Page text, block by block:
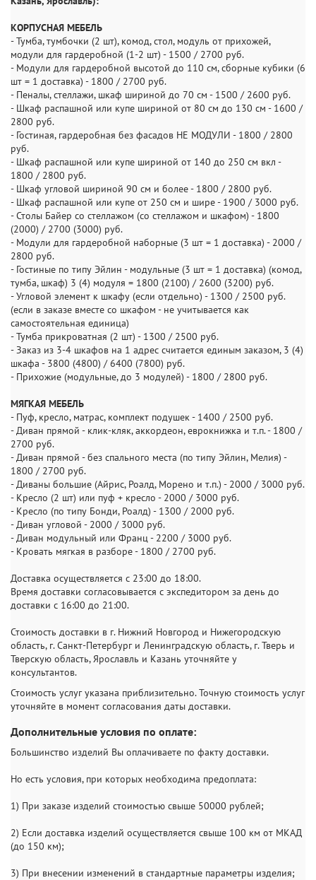
КОРПУСНАЯ МЕБЕЛЬ
- Тумба, тумбочки (2 шт), комод, стол, модуль от прихожей,
модули для гардеробной (1-2 шт) - 1500 / 2700 руб.
- Модули для гардеробной высотой до 110 см, сборные кубики (6
шт = 1 доставка) - 1800 / 2700 руб.
- Пеналы, стеллажи, шкаф шириной до 70 см - 1500 / 2600 руб.
- Шкаф распашной или купе шириной от 80 см до 130 см - 1600 /
2800 руб.
- Гостиная, гардеробная без фасадов НЕ МОДУЛИ - 1800 / 2800
руб.
- Шкаф распашной или купе шириной от 140 до 250 см вкл -
1800 / 2800 руб.
- Шкаф угловой шириной 90 см и более - 1800 / 2800 руб.
- Шкаф распашной или купе от 250 см и шире - 1900 / 3000 руб.
- Столы Байер со стеллажом (со стеллажом и шкафом) - 1800
(2000) / 2700 (3000) руб.
- Модули для гардеробной наборные (3 шт = 1 доставка) - 2000 /
2800 руб.
- Гостиные по типу Эйлин - модульные (3 шт = 1 доставка) (комод,
тумба, шкаф) 3 (4) модуля = 1800 (2100) / 2600 (3200) руб.
- Угловой элемент к шкафу (если отдельно) - 1300 / 2500 руб.
(если в заказе вместе со шкафом - не учитывается как
самостоятельная единица)
- Тумба прикроватная (2 шт) - 1300 / 2500 руб.
- Заказ из 3-4 шкафов на 1 адрес считается единым заказом, 3 (4)
шкафа - 3800 (4800) / 6400 (7800) руб.
- Прихожие (модульные, до 3 модулей) - 1800 / 2800 руб.
МЯГКАЯ МЕБЕЛЬ
- Пуф, кресло, матрас, комплект подушек - 1400 / 2500 руб.
- Диван прямой - клик-кляк, аккордеон, еврокнижка и т.п. - 1800 /
2700 руб.
- Диван прямой - без спального места (по типу Эйлин, Мелия) -
1800 / 2700 руб.
- Диваны большие (Айрис, Роалд, Морено и т.п.) - 2000 / 3000 руб.
- Кресло (2 шт) или пуф + кресло - 2000 / 3000 руб.
- Кресло (по типу Бонди, Роалд) - 1300 / 2000 руб.
- Диван угловой - 2000 / 3000 руб.
- Диван модульный или Франц - 2200 / 3000 руб.
- Кровать мягкая в разборе - 1800 / 2700 руб.
Доставка осуществляется с 23:00 до 18:00.
Время доставки согласовывается с экспедитором за день до
доставки с 16:00 до 21:00.
Стоимость доставки в г. Нижний Новгород и Нижегородскую
область, г. Санкт-Петербург и Ленинградскую область, г. Тверь и
Тверскую область, Ярославль и Казань уточняйте у
консультантов.
Стоимость услуг указана приблизительно. Точную стоимость услуг
уточняйте в момент согласования даты доставки.
Дополнительные условия по оплате:
Большинство изделий Вы оплачиваете по факту доставки.
Но есть условия, при которых необходима предоплата:
1) При заказе изделий стоимостью свыше 50000 рублей;
2) Если доставка изделий осуществляется свыше 100 км от МКАД
(до 150 км);
3) При внесении изменений в стандартные параметры изделия;